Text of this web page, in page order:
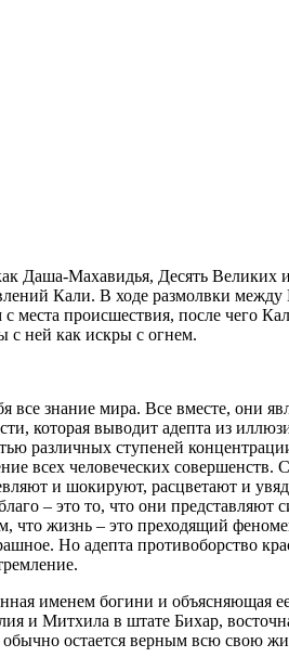
Даша-Махавидья, Десять Великих
Кали. В ходе размолвки
происшествия, после чего
с ней как искры с огнем.
все знание мира. Все вместе, они
которая выводит адепта из
различных ступеней
человеческих совершенств.
и шокируют, расцветают и
– это то, что они представляют
что жизнь – это преходящий
Но адепта противоборство
именем богини и объясняющая
и Митхила в штате Бихар,
остается верным всю свою